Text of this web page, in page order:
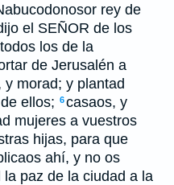
rey de
el SEÑOR de los
los de la
de Jerusalén a
y morad; y plantad
ellos; 6casaos, y
mujeres a vuestros
hijas, para que
ahí, y no os
la paz de la ciudad a la